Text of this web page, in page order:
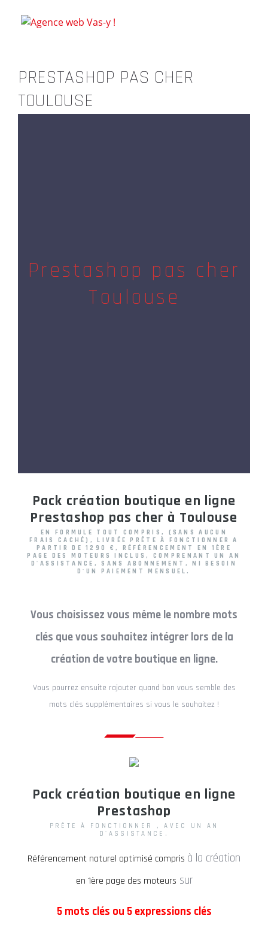
PRESTASHOP PAS CHER
TOULOUSE
Prestashop pas cher
Toulouse
Pack création boutique en ligne
Prestashop pas cher à Toulouse
EN FORMULE TOUT COMPRIS, (SANS AUCUN
FRAIS CACHÉ), LIVRÉE PRÊTE À FONCTIONNER
A
PARTIR DE 1290 €, RÉFÉRENCEMENT EN 1ÈRE
PAGE DES MOTEURS INCLUS, COMPRENANT UN AN
D'ASSISTANCE, SANS ABONNEMENT, NI BESOIN
D'UN PAIEMENT MENSUEL.
Vous choisissez vous même le nombre mots
clés que vous souhaitez intégrer lors de la
création de votre boutique en ligne.
Vous pourrez ensuite rajouter quand bon vous semble des
mots clés supplémentaires si vous le souhaitez !
Pack création boutique en ligne
Prestashop
PRÊTE À FONCTIONNER , AVEC UN AN
D'ASSISTANCE.
Référencement naturel optimisé compris à la création
en 1ère page des moteurs sur
5 mots clés ou 5 expressions clés